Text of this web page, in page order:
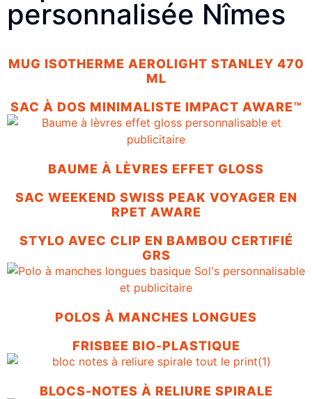
personnalisée Nîmes
MUG ISOTHERME AEROLIGHT STANLEY 470
ML
SAC À DOS MINIMALISTE IMPACT AWARE™
BAUME À LÈVRES EFFET GLOSS
SAC WEEKEND SWISS PEAK VOYAGER EN
RPET AWARE
STYLO AVEC CLIP EN BAMBOU CERTIFIÉ
GRS
POLOS À MANCHES LONGUES
FRISBEE BIO-PLASTIQUE
BLOCS-NOTES À RELIURE SPIRALE